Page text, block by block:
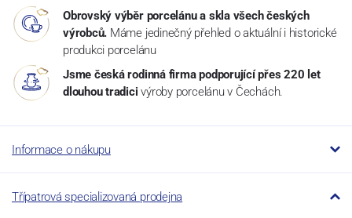
Obrovský výběr porcelánu a skla všech českých
výrobců. Máme jedinečný přehled o aktuální i historické
produkci porcelánu
Jsme česká rodinná firma podporující přes 220 let
dlouhou tradici výroby porcelánu v Čechách.
Informace o nákupu
Třípatrová specializovaná prodejna